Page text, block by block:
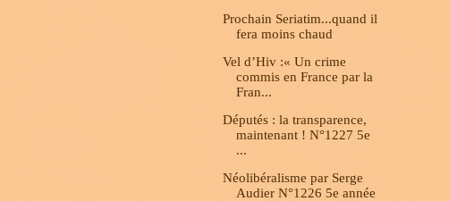
Prochain Seriatim...quand il
fera moins chaud
Vel d’Hiv :« Un crime
commis en France par la
Fran...
Députés : la transparence,
maintenant ! N°1227 5e
...
Néolibéralisme par Serge
Audier N°1226 5e année